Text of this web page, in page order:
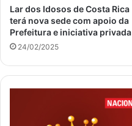
Lar dos Idosos de Costa Rica
terá nova sede com apoio da
Prefeitura e iniciativa privada
24/02/2025